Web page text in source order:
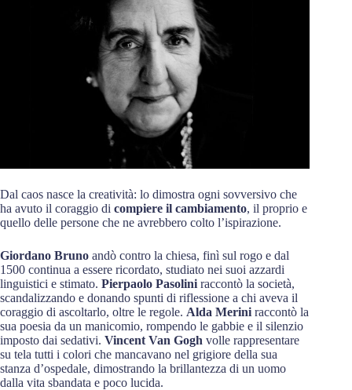
Dal caos nasce la creatività: lo dimostra ogni sovversivo che
ha avuto il coraggio di compiere il cambiamento, il proprio e
quello delle persone che ne avrebbero colto l’ispirazione.
Giordano Bruno andò contro la chiesa, finì sul rogo e dal
1500 continua a essere ricordato, studiato nei suoi azzardi
linguistici e stimato. Pierpaolo Pasolini raccontò la società,
scandalizzando e donando spunti di riflessione a chi aveva il
coraggio di ascoltarlo, oltre le regole. Alda Merini raccontò la
sua poesia da un manicomio, rompendo le gabbie e il silenzio
imposto dai sedativi. Vincent Van Gogh volle rappresentare
su tela tutti i colori che mancavano nel grigiore della sua
stanza d’ospedale, dimostrando la brillantezza di un uomo
dalla vita sbandata e poco lucida.